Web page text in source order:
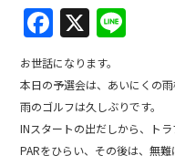
F
a
c
e
b
X
e
お世話になります。
本日の予選会は、あいにくの雨
雨のゴルフは久しぶりです。
INスタートの出だしから、ト
PARをひらい、その後は、無難